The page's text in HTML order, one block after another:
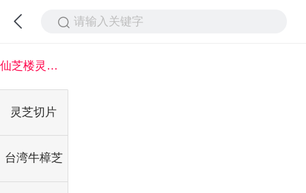
请输入关键字
仙芝楼灵芝系列
灵芝切片
台湾牛樟芝